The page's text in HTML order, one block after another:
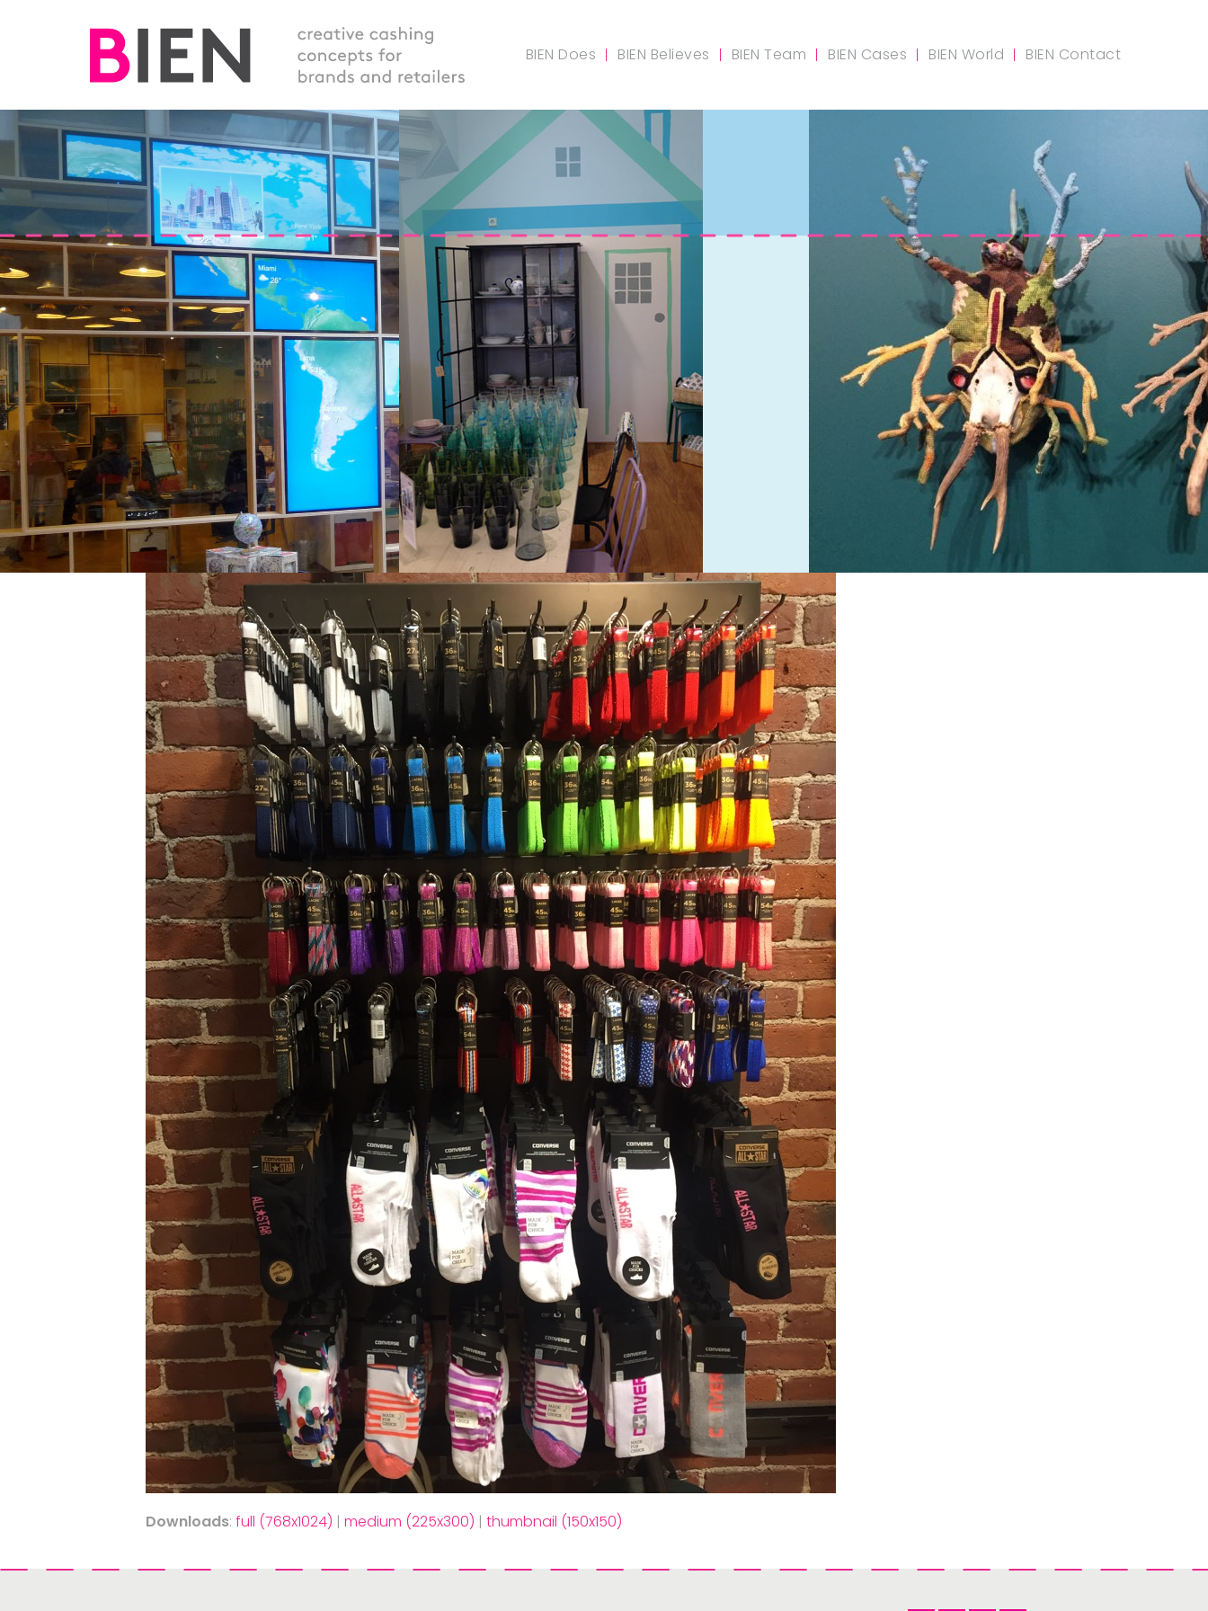
BIEN Does BIEN Believes BIEN Team BIEN Cases BIEN World BIEN Contact
Downloads: full (768x1024) | medium (225x300) | thumbnail (150x150)